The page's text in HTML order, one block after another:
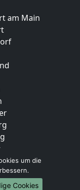
am Main
um die
Cookies